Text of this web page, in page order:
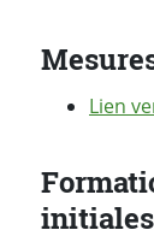
Lien
initiales